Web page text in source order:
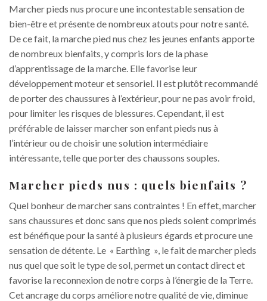
Marcher pieds nus procure une incontestable sensation de
bien-être et présente de nombreux atouts pour notre santé.
De ce fait, la marche pied nus chez les jeunes enfants apporte
de nombreux bienfaits, y compris lors de la phase
d’apprentissage de la marche. Elle favorise leur
développement moteur et sensoriel. Il est plutôt recommandé
de porter des chaussures à l’extérieur, pour ne pas avoir froid,
pour limiter les risques de blessures. Cependant, il est
préférable de laisser marcher son enfant pieds nus à
l’intérieur ou de choisir une solution intermédiaire
intéressante, telle que porter des chaussons souples.
Marcher pieds nus : quels bienfaits ?
Quel bonheur de marcher sans contraintes ! En effet, marcher
sans chaussures et donc sans que nos pieds soient comprimés
est bénéfique pour la santé à plusieurs égards et procure une
sensation de détente. Le « Earthing », le fait de marcher pieds
nus quel que soit le type de sol, permet un contact direct et
favorise la reconnexion de notre corps à l’énergie de la Terre.
Cet ancrage du corps améliore notre qualité de vie, diminue